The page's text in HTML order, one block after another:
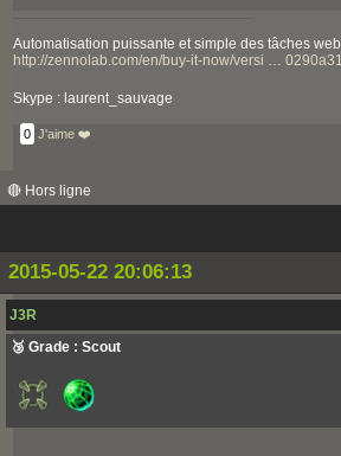
Automatisation puissante et simple des tâches
http://zennolab.com/en/buy-it-now/versi …
Skype : laurent_sauvage
0 J'aime ❤️
🔴 Hors ligne
2015-05-22 20:06:13
J3R
🥉 Grade : Scout